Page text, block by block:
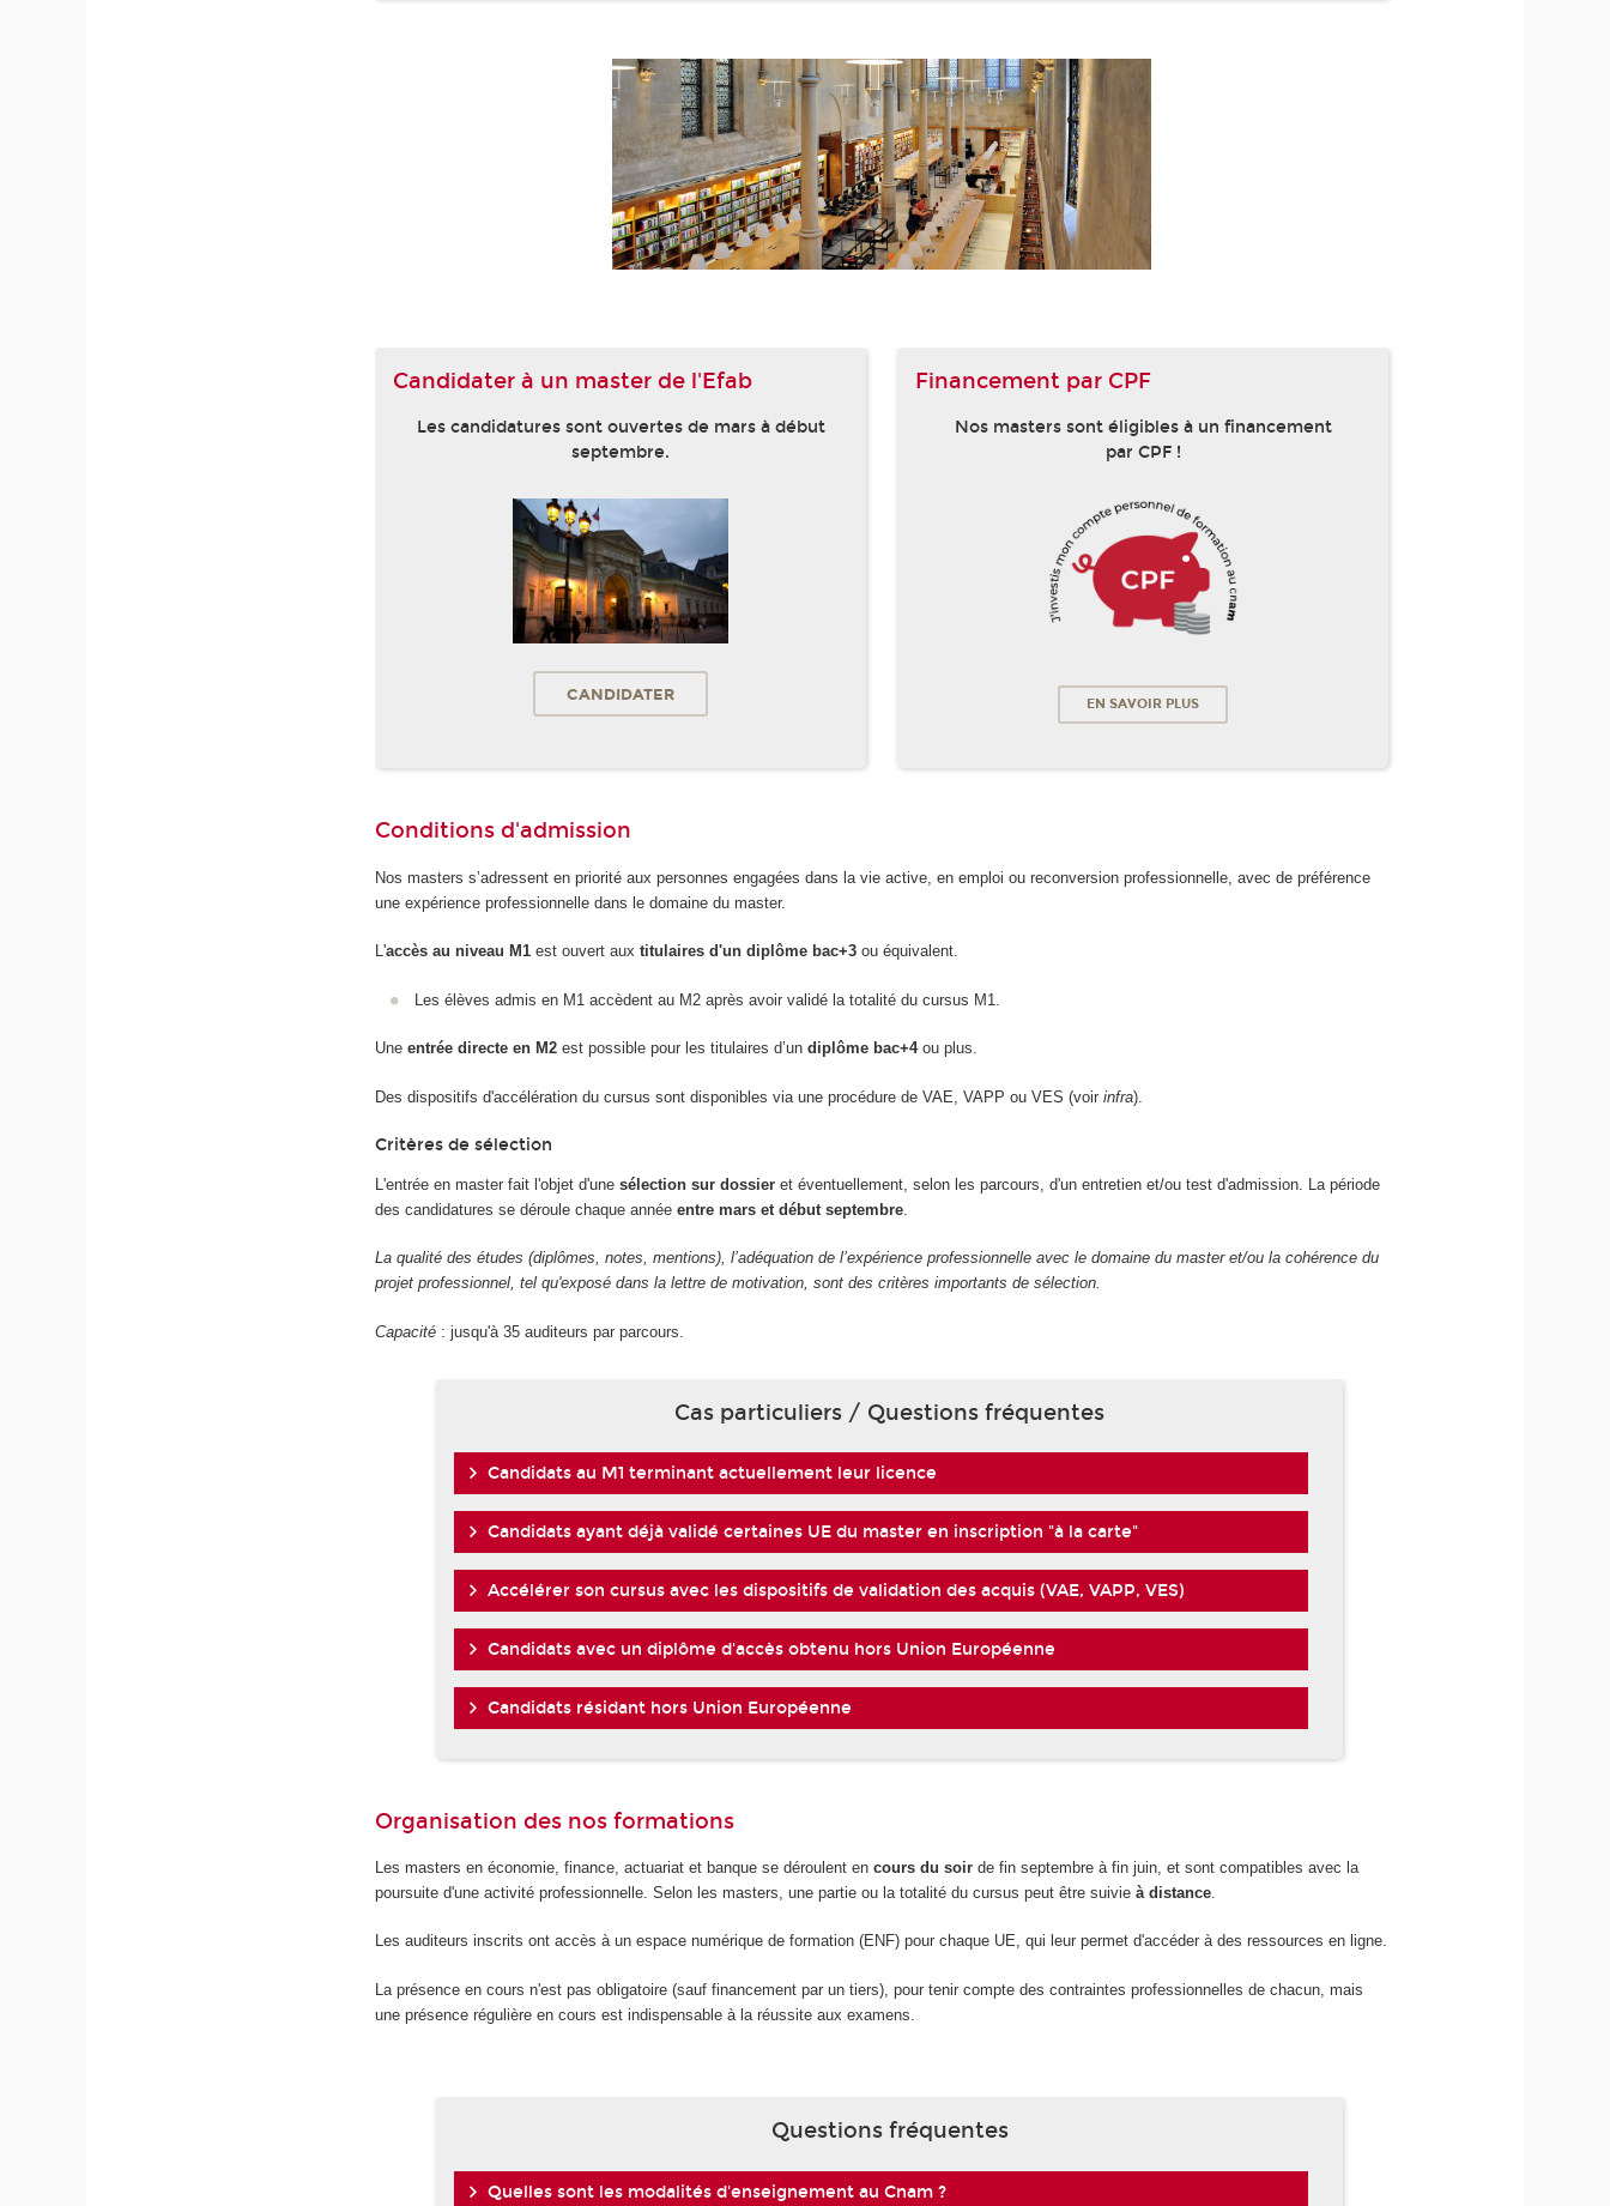
Candidater à un master de l'Efab
Les candidatures sont ouvertes de mars à début
septembre.
CANDIDATER
Financement par CPF
Nos masters sont éligibles à un financement
par CPF !
EN SAVOIR PLUS
Conditions d'admission
Nos masters s’adressent en priorité aux personnes engagées dans la vie active, en emploi ou reconversion professionnelle, avec de préférence
une expérience professionnelle dans le domaine du master.
L'accès au niveau M1 est ouvert auxtitulaires d'un diplôme bac+3 ou équivalent.
Les élèves admis en M1 accèdent au M2 après avoir validé la totalité du cursus M1.
Une entrée directe en M2 est possible pour les titulaires d’undiplôme bac+4ou plus.
Des dispositifs d'accélération du cursus sont disponibles via une procédure de VAE, VAPP ou VES (voirinfra).
Critères de sélection
L'entrée en master fait l'objet d'unesélection sur dossier et éventuellement, selon les parcours, d'un entretien et/ou test d'admission. La période
des candidatures se déroule chaque annéeentre mars et début septembre
La qualité des études (diplômes, notes, mentions), l’adéquation de l’expérience professionnelle avec le domaine du master et/ou la cohérence du
projet professionnel, tel qu'exposé dans la lettre de motivation, sont des critères importants de sélection.
Capacité : jusqu'à 35 auditeurs par parcours.
Cas particuliers / Questions fréquentes
Candidats au M1 terminant actuellement leur licence
Candidats ayant déjà validé certaines UE du master en inscription "à la carte"
Accélérer son cursus avec les dispositifs de validation des acquis (VAE, VAPP, VES)
Candidats avec un diplôme d'accès obtenu hors Union Européenne
Candidats résidant hors Union Européenne
Organisation des nos formations
Les masters en économie, finance, actuariat et banque se déroulent encours du soirde fin septembre à fin juin, et sont compatibles avec la
poursuite d'une activité professionnelle. Selon les masters, une partie ou la totalité du cursus peut être suivieà distance
Les auditeurs inscrits ont accès à un espace numérique de formation (ENF) pour chaque UE, qui leur permet d'accéder à des ressources en ligne.
La présence en cours n'est pas obligatoire (sauf financement par un tiers), pour tenir compte des contraintes professionnelles de chacun, mais
une présence régulière en cours est indispensable à la réussite aux examens.
Questions fréquentes
Quelles sont les modalités d'enseignement au Cnam ?